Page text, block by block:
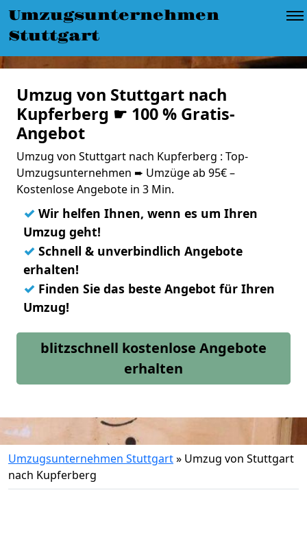
Umzugsunternehmen
Stuttgart
Umzug von Stuttgart nach
Kupferberg ☛ 100 % Gratis-
Angebot
Umzug von Stuttgart nach Kupferberg : Top-
Umzugsunternehmen ➨ Umzüge ab 95€ –
Kostenlose Angebote in 3 Min.
✓ Wir helfen Ihnen, wenn es um Ihren
Umzug geht!
✓ Schnell & unverbindlich Angebote
erhalten!
✓ Finden Sie das beste Angebot für Ihren
Umzug!
blitzschnell kostenlose Angebote
erhalten
Umzugsunternehmen Stuttgart» Umzug von Stuttgart
nach Kupferberg